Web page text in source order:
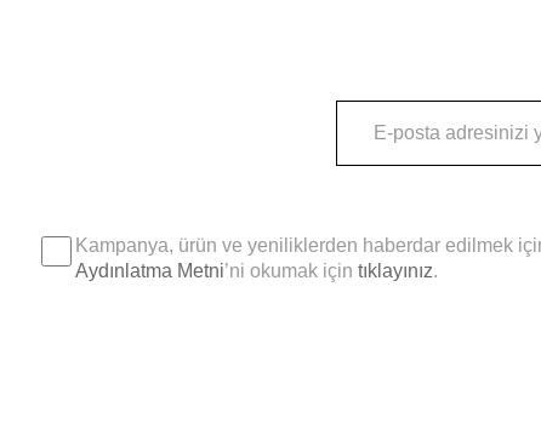
Kampanya, ürün ve yeniliklerden haberdar edilmek
Aydınlatma Metni’ni okumak için tıklayınız.